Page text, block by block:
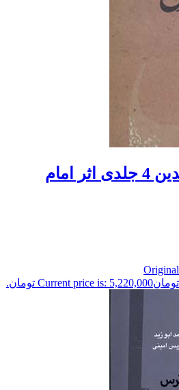
کتاب احیاء علوم الدین 4 جلدی اثر امام
تومانCurrent price is: 5,220,000 تومان.